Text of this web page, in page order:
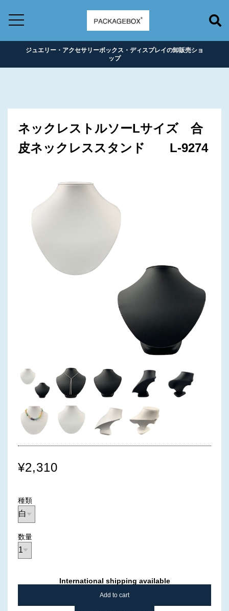
ジュエリー・アクセサリーボックス・ディスプレイの卸販売ショ
ップ
ネックレストルソーLサイズ 合
皮ネックレススタンド L-9274
¥2,310
種類
数量
International shipping available
Add to cart